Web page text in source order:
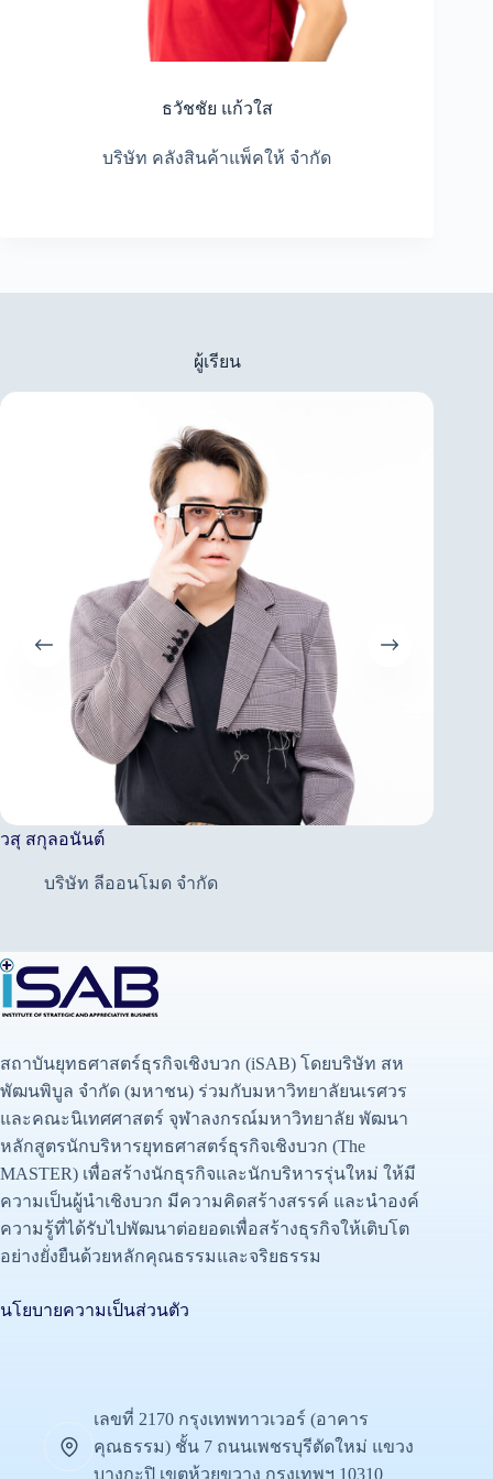
ธวัชชัย แก้วใส
บริษัท คลังสินค้าแพ็คให้ จำกัด
ผู้เรียน
วสุ สกุลอนันต์
บริษัท ลีออนโมด จำกัด
สถาบันยุทธศาสตร์ธุรกิจเชิงบวก (iSAB) โดยบริษัท สห
พัฒนพิบูล จำกัด (มหาชน) ร่วมกับมหาวิทยาลัยนเรศวร
และคณะนิเทศศาสตร์ จุฬาลงกรณ์มหาวิทยาลัย พัฒนา
หลักสูตรนักบริหารยุทธศาสตร์ธุรกิจเชิงบวก (The
MASTER) เพื่อสร้างนักธุรกิจและนักบริหารรุ่นใหม่ ให้มี
ความเป็นผู้นำเชิงบวก มีความคิดสร้างสรรค์ และนำองค์
ความรู้ที่ได้รับไปพัฒนาต่อยอดเพื่อสร้างธุรกิจให้เติบโต
อย่างยั่งยืนด้วยหลักคุณธรรมและจริยธรรม
นโยบายความเป็นส่วนตัว
เลขที่ 2170 กรุงเทพทาวเวอร์ (อาคาร
คุณธรรม) ชั้น 7 ถนนเพชรบุรีตัดใหม่ แขวง
บางกะปิ เขตห้วยขวาง กรุงเทพฯ 10310